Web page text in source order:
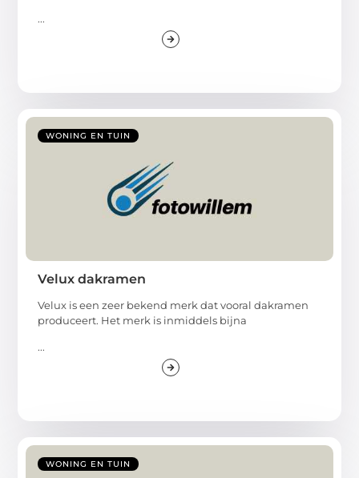
...
WONING EN TUIN
Velux dakramen
Velux is een zeer bekend merk dat vooral dakramen
produceert. Het merk is inmiddels bijna
...
WONING EN TUIN